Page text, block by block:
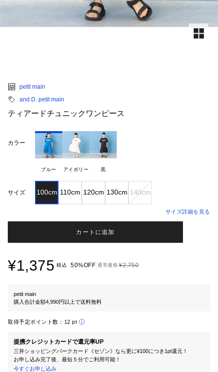
petit main
and D. petit main
ティアードチュニックワンピース
カラー
ブルー アイボリー 黒
サイズ 100cm 110cm 120cm 130cm 140cm
サイズ詳細を見る
カートに追加
¥1,375 税込 50%OFF 通常価格¥2,750
petit main
購入合計金額4,990円以上で送料無料
取得予定ポイント数： 12 pt
提携クレジットカードで還元率UP
三井ショッピングパークカード《セゾン》なら更に¥100につき1pt還元！
お申し込み完了後、最短５分でご利用可能！
今すぐお申し込み